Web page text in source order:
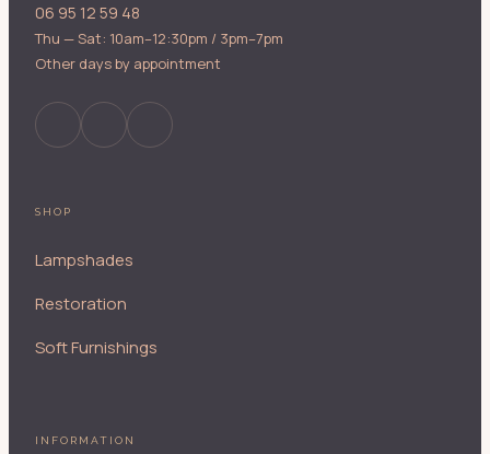
06 95 12 59 48
Thu — Sat: 10am–12:30pm / 3pm–7pm
Other days by appointment
SHOP
Lampshades
Restoration
Soft Furnishings
INFORMATION